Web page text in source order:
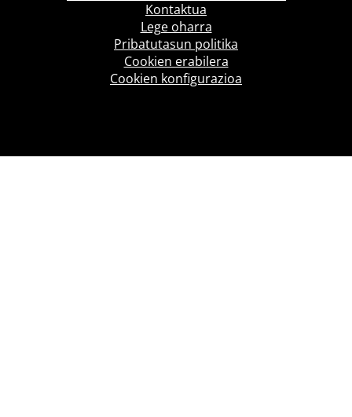
Kontaktua
Lege oharra
Pribatutasun politika
Cookien erabilera
Cookien konfigurazioa